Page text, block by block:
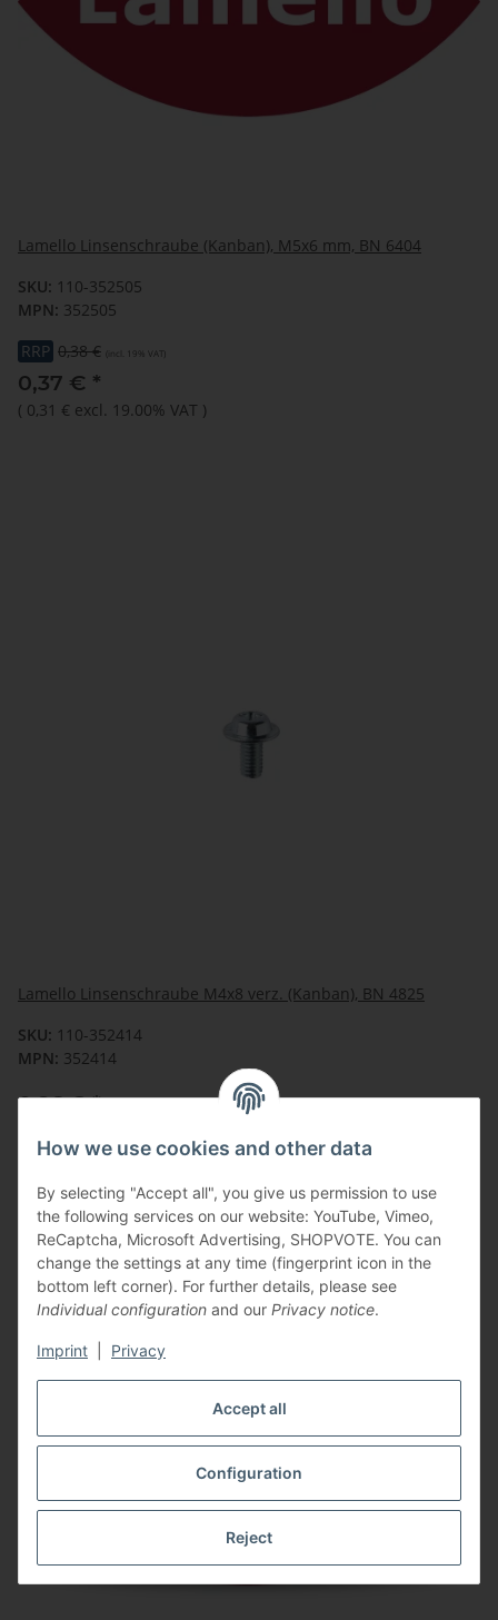
Accept all
Configuration
Reject
How we use cookies and other data
By selecting "Accept all", you give us permission to use
the following services on our website: YouTube, Vimeo,
ReCaptcha, Microsoft Advertising, SHOPVOTE. You can
change the settings at any time (fingerprint icon in the
bottom left corner). For further details, please see
Individual configuration and our Privacy notice.
Imprint Privacy
Lamello Linsenschraube (Kanban), M5x6 mm, BN 6404
SKU: 110-352505
MPN: 352505
RRP 0,38 € (incl. 19% VAT)
0,37 € *
( 0,31 € excl. 19.00% VAT )
Lamello Linsenschraube M4x8 verz. (Kanban), BN 4825
SKU: 110-352414
MPN: 352414
0,26 €*